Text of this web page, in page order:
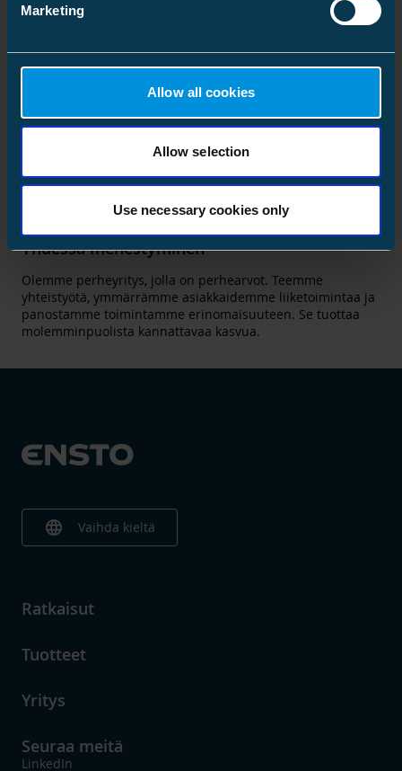
Marketing
Allow all cookies
Allow selection
Use necessary cookies only
Yhdessä menestyminen
Olemme perheyritys, jolla on perhearvot. Teemme
yhteistyötä, ymmärrämme asiakkaidemme liiketoimintaa ja
panostamme toimintamme erinomaisuuteen. Se tuottaa
molemminpuolista kannattavaa kasvua.
language Vaihda kieltä
Ratkaisut
Tuotteet
Yritys
Seuraa meitä
LinkedIn